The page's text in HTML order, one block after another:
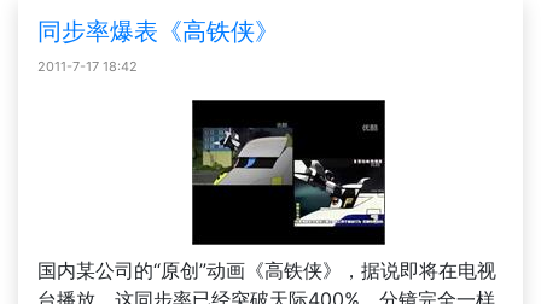
同步率爆表《高铁侠》
2011-7-17 18:42
国内某公司的“原创”动画《高铁侠》，据说即将在电视
台播放。这同步率已经突破天际400%，分镜完全一样